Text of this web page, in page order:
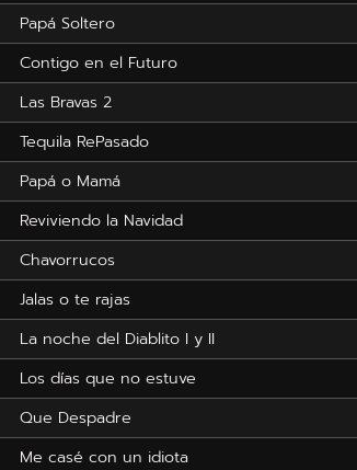
Papá Soltero
Contigo en el Futuro
Las Bravas 2
Tequila RePasado
Papá o Mamá
Reviviendo la Navidad
Chavorrucos
Jalas o te rajas
La noche del Diablito I y II
Los días que no estuve
Que Despadre
Me casé con un idiota